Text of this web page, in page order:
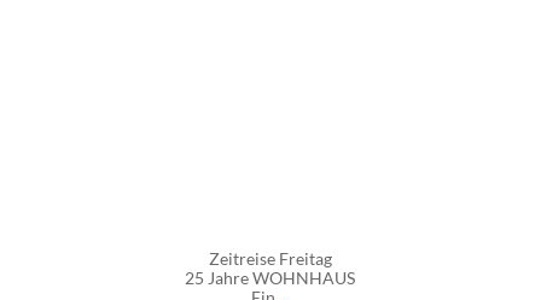
Zeitreise Freitag
25 Jahre WOHNHAUS